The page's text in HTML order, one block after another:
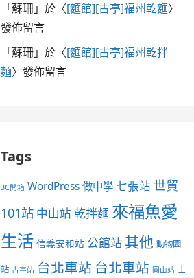
「蘇珊」於〈[麵館][古亭]福州乾麵〉
發佈留言
「蘇珊」於〈[麵館][古亭]福州乾拌
麵〉發佈留言
Tags
3C開箱 WordPress 做中學 七張站 世貿
101站 中山站 乾拌麵 來福魚愛
生活 信義安和站 公館站 其他 動物園
站 古亭站 台北車站 台北車站 圓山站 士